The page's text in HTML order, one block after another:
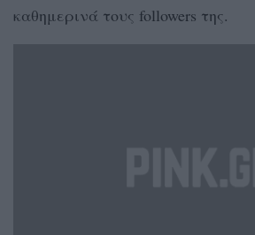
καθημερινά τους followers της.